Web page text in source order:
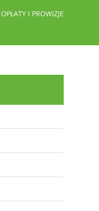
OPŁATY I PROWIZJE